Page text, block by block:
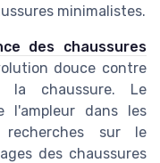
minimalistes.
des chaussures
douce contre
la chaussure. Le
l'ampleur dans les
sur le
des chaussures